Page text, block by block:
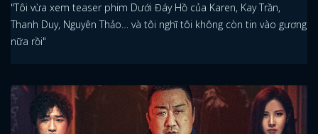
"Tôi vừa xem teaser phim Dưới Đáy Hồ của Karen, Kay Trần,
Thanh Duy, Nguyên Thảo… và tôi nghĩ tôi không còn tin vào gương
nữa rồi"